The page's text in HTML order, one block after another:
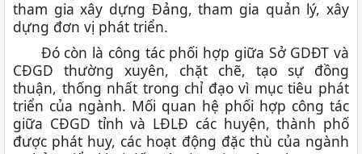
tham gia xây dựng Đảng, tham gia quản lý, xây
dựng đơn vị phát triển.
Đó còn là công tác phối hợp giữa Sở GDĐT và
CĐGD thường xuyên, chặt chẽ, tạo sự đồng
thuận, thống nhất trong chỉ đạo vì mục tiêu phát
triển của ngành. Mối quan hệ phối hợp công tác
giữa CĐGD tỉnh và LĐLĐ các huyện, thành phố
được phát huy, các hoạt động đặc thù của ngành